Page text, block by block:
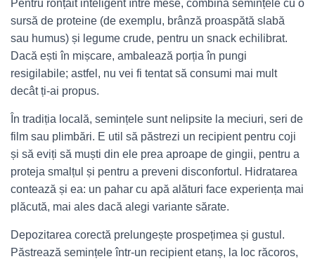
Pentru ronțăit inteligent între mese, combină semințele cu o
sursă de proteine (de exemplu, brânză proaspătă slabă
sau humus) și legume crude, pentru un snack echilibrat.
Dacă ești în mișcare, ambalează porția în pungi
resigilabile; astfel, nu vei fi tentat să consumi mai mult
decât ți-ai propus.
În tradiția locală, semințele sunt nelipsite la meciuri, seri de
film sau plimbări. E util să păstrezi un recipient pentru coji
și să eviți să muști din ele prea aproape de gingii, pentru a
proteja smalțul și pentru a preveni disconfortul. Hidratarea
contează și ea: un pahar cu apă alături face experiența mai
plăcută, mai ales dacă alegi variante sărate.
Depozitarea corectă prelungește prospețimea și gustul.
Păstrează semințele într-un recipient etanș, la loc răcoros,